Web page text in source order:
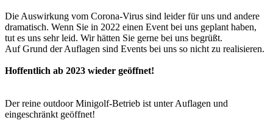
Die Auswirkung vom Corona-Virus sind leider für uns und andere
dramatisch. Wenn Sie in 2022 einen Event bei uns geplant haben,
tut es uns sehr leid. Wir hätten Sie gerne bei uns begrüßt.
Auf Grund der Auflagen sind Events bei uns so nicht zu realisieren.
Hoffentlich ab 2023 wieder geöffnet!
Der reine outdoor Minigolf-Betrieb ist unter Auflagen und
eingeschränkt geöffnet!